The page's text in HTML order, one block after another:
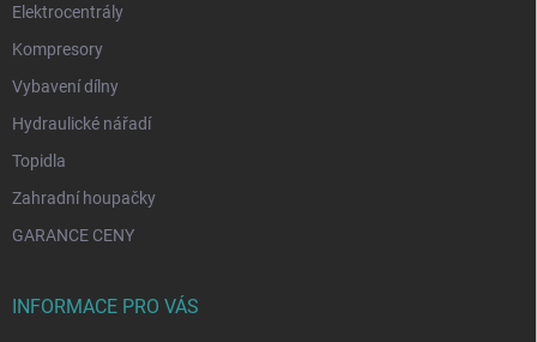
Elektrocentrály
Kompresory
Vybavení dílny
Hydraulické nářadí
Topidla
Zahradní houpačky
GARANCE CENY
INFORMACE PRO VÁS